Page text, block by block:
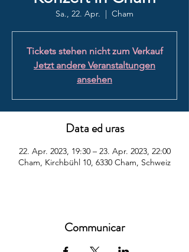
Sa., 22. Apr.
  |
Cham
Tickets stehen nicht zum Verkauf
Jetzt andere Veranstaltungen
ansehen
Data ed uras
22. Apr. 2023, 19:30 – 23. Apr. 2023, 22:00
Cham, Kirchbühl 10, 6330 Cham, Schweiz
Communicar